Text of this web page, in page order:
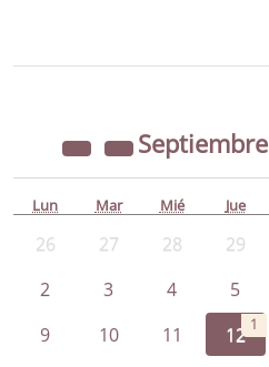
Septiembre
Lun Mar Mié Jue
26 27 28 29
2
3 4 5
9
10 11 12 1